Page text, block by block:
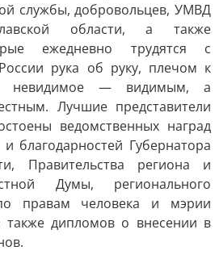
службы, добровольцев, УМВД
области, а также
ежедневно трудятся с
рука об руку, плечом к
невидимое — видимым, а
Лучшие представители
ведомственных наград
благодарностей Губернатора
Правительства региона и
Думы, регионального
правам человека и мэрии
также дипломов о внесении в